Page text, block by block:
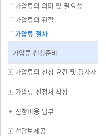
가압류의 의미 및 필요성
가압류의 관할
가압류 절차
가압류 신청준비
가압류의 신청 요건 및 당사자
가압류 신청서 작성
신청비용 납부
선담보제공